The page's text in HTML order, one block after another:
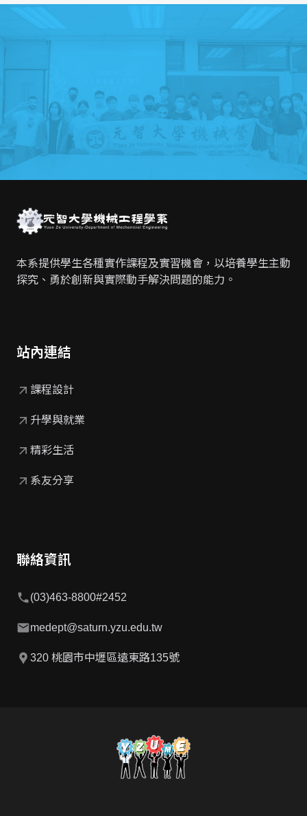
本系提供學生各種實作課程及實習機會， 以培養學生主動
探究、勇於創新與實際動手解決問題的能力。
站內連結
arrow_outward 課程設計
arrow_outward 升學與就業
arrow_outward 精彩生活
arrow_outward 系友分享
聯絡資訊
phone(03)463-8800#2452
mailmedept@saturn.yzu.edu.tw
location_pin 320 桃園市中壢區遠東路135號